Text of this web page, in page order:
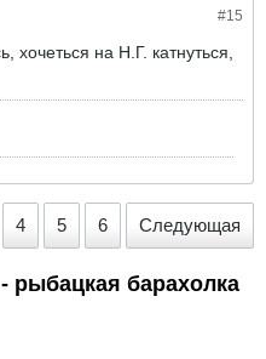
#15
хочеться на Н.Г. катнуться,
4 5 6 Следующая
рыбацкая барахолка